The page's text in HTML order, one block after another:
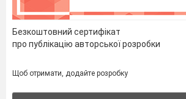
Безкоштовний сертифікат
про публікацію авторської розробки
Щоб отримати, додайте розробку